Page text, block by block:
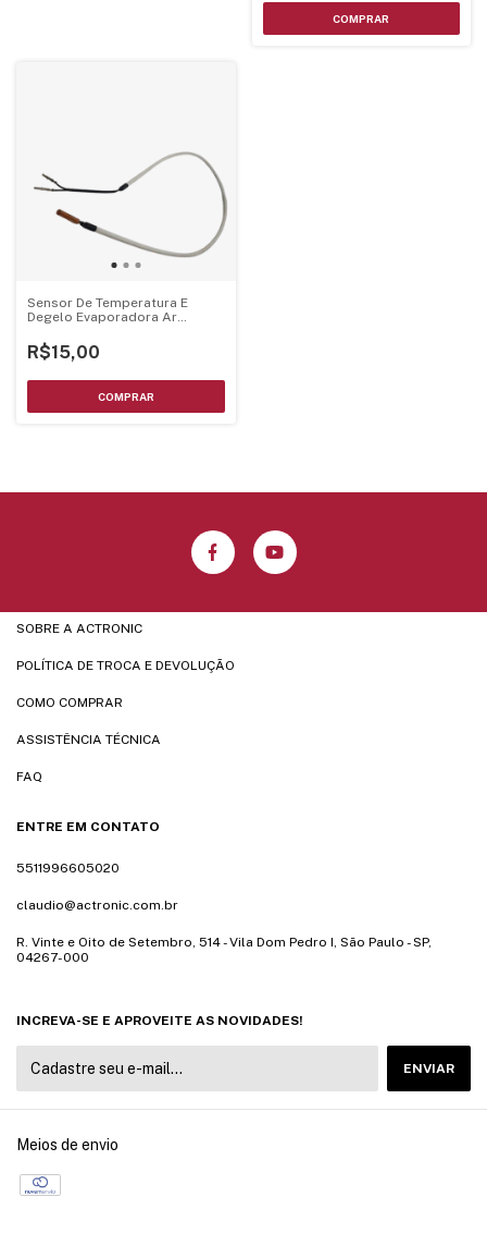
Sensor De Temperatura E
Degelo Evaporadora Ar
90Cm
R$15,00
SOBRE A ACTRONIC
POLÍTICA DE TROCA E DEVOLUÇÃO
COMO COMPRAR
ASSISTÊNCIA TÉCNICA
FAQ
ENTRE EM CONTATO
5511996605020
claudio@actronic.com.br
R. Vinte e Oito de Setembro, 514 - Vila Dom Pedro I, São Paulo - SP,
04267-000
INCREVA-SE E APROVEITE AS NOVIDADES!
Meios de envio